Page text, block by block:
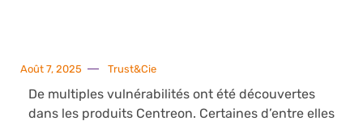
Août 7, 2025 Trust&Cie
De multiples vulnérabilités ont été découvertes
dans les produits Centreon. Certaines d’entre elles